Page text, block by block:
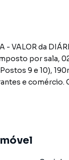
- VALOR da
por sala,
9 e 10),
e